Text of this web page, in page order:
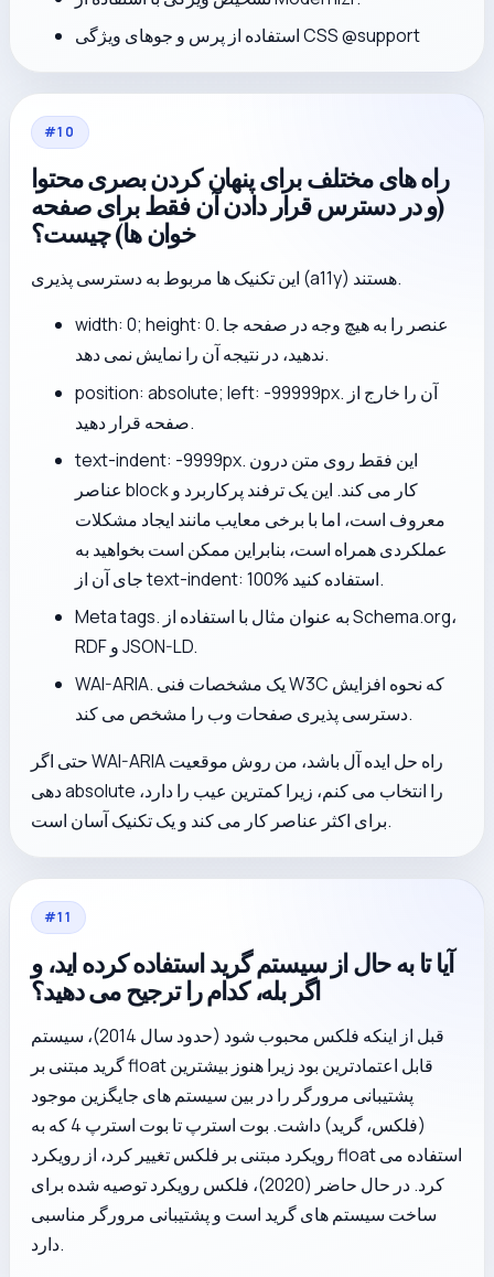
استفاده از پرس و جوهای ویژگی CSS @support
#10
راه های مختلف برای پنهان کردن بصری محتوا
(و در دسترس قرار دادن آن فقط برای صفحه
خوان ها) چیست؟
این تکنیک ها مربوط به دسترسی پذیری (a11y) هستند.
width: 0; height: 0. عنصر را به هیچ وجه در صفحه جا
ندهید، در نتیجه آن را نمایش نمی دهد.
position: absolute; left: -99999px. آن را خارج از
صفحه قرار دهید.
text-indent: -9999px. این فقط روی متن درون
عناصر block کار می کند. این یک ترفند پرکاربرد و
معروف است، اما با برخی معایب مانند ایجاد مشکلات
عملکردی همراه است، بنابراین ممکن است بخواهید به
جای آن از text-indent: 100% استفاده کنید.
Meta tags. به عنوان مثال با استفاده از Schema.org،
RDF و JSON-LD.
WAI-ARIA. یک مشخصات فنی W3C که نحوه افزایش
دسترسی پذیری صفحات وب را مشخص می کند.
حتی اگر WAI-ARIA راه حل ایده آل باشد، من روش موقعیت
دهی absolute را انتخاب می کنم، زیرا کمترین عیب را دارد،
برای اکثر عناصر کار می کند و یک تکنیک آسان است.
#11
آیا تا به حال از سیستم گرید استفاده کرده اید، و
اگر بله، کدام را ترجیح می دهید؟
قبل از اینکه فلکس محبوب شود (حدود سال 2014)، سیستم
گرید مبتنی بر float قابل اعتمادترین بود زیرا هنوز بیشترین
پشتیبانی مرورگر را در بین سیستم های جایگزین موجود
(فلکس، گرید) داشت. بوت استرپ تا بوت استرپ 4 که به
رویکرد مبتنی بر فلکس تغییر کرد، از رویکرد float استفاده می
کرد. در حال حاضر (2020)، فلکس رویکرد توصیه شده برای
ساخت سیستم های گرید است و پشتیبانی مرورگر مناسبی
دارد.